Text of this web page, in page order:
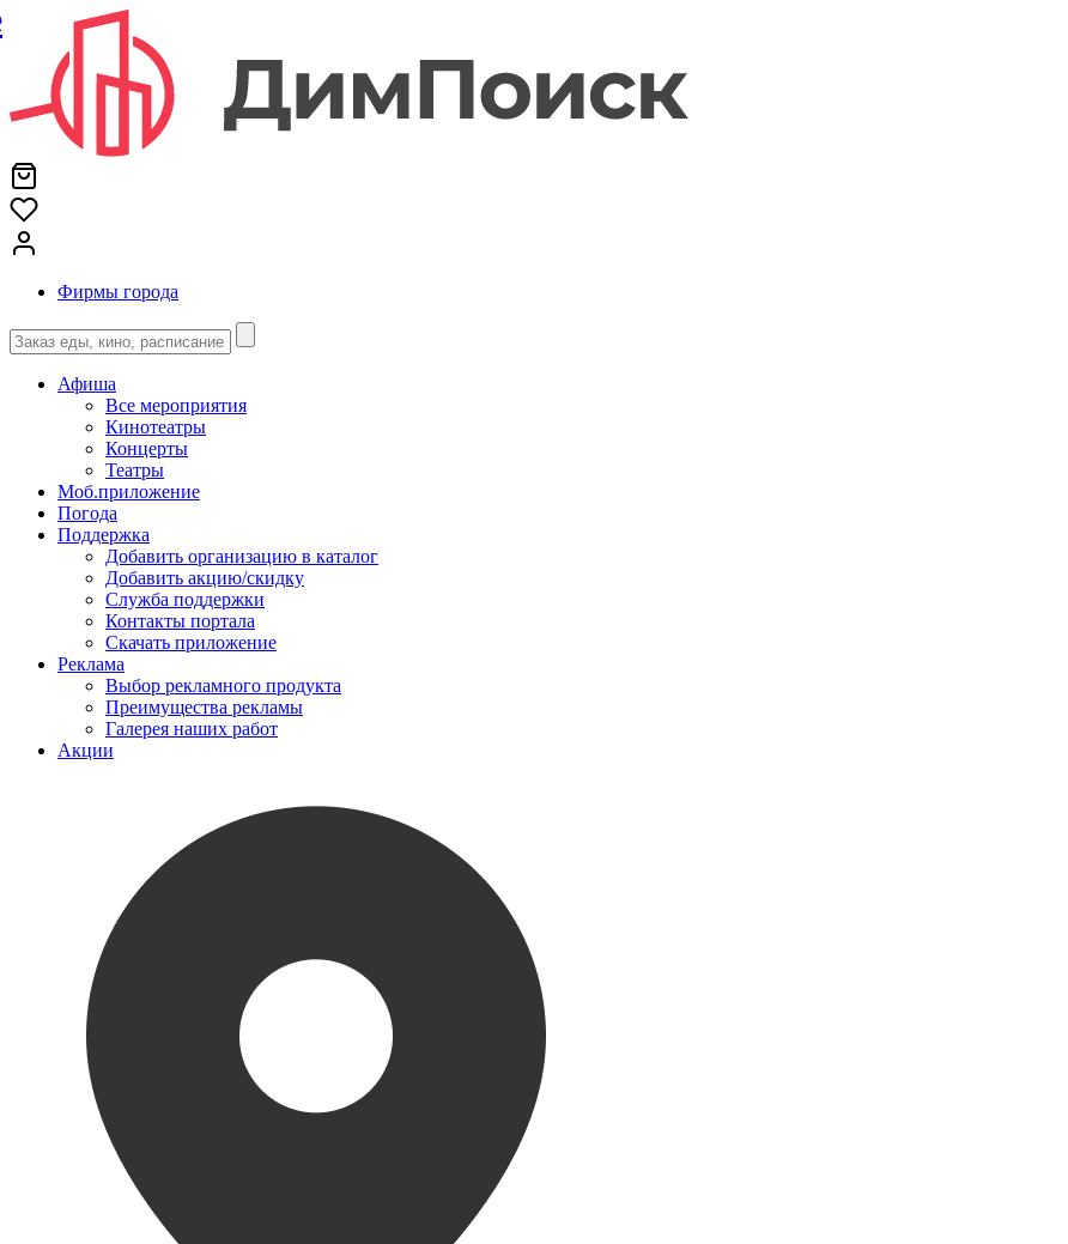
Фирмы города
Афиша
Все мероприятия
Кинотеатры
Концерты
Театры
Моб.приложение
Погода
Поддержка
Добавить организацию в каталог
Добавить акцию/скидку
Служба поддержки
Контакты портала
Скачать приложение
Реклама
Выбор рекламного продукта
Преимущества рекламы
Галерея наших работ
Акции